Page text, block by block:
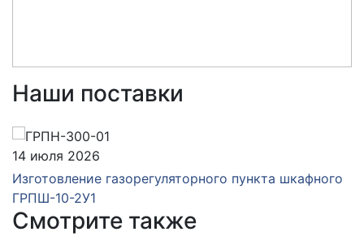
Наши поставки
14 июля 2026
Изготовление газорегуляторного пункта шкафного
ГРПШ-10-2У1
Смотрите также